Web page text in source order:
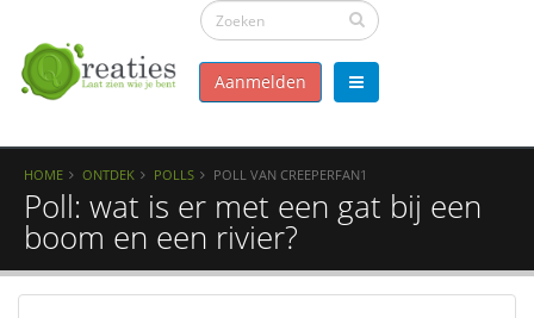
Aanmelden
HOME ONTDEK POLLS POLL VAN CREEPERFAN1
Poll: wat is er met een gat bij een
boom en een rivier?